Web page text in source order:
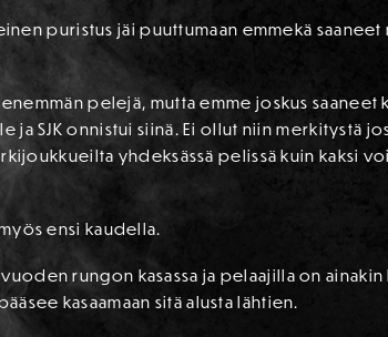
puristus jäi puuttumaan emmekä saaneet
pelejä, mutta emme joskus saaneet
SJK onnistui siinä. Ei ollut niin merkitystä
yhdeksässä pelissä kuin kaksi
ensi kaudella.
rungon kasassa ja pelaajilla on ainakin
kasaamaan sitä alusta lähtien.